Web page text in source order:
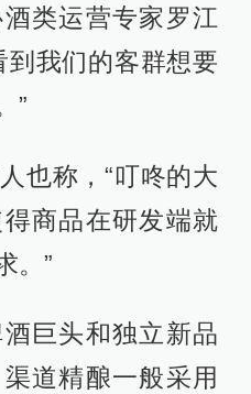
类运营专家罗江
到我们的客群想要
”
也称，“叮咚的大
商品在研发端就
。”
巨头和独立新品
道精酿一般采用